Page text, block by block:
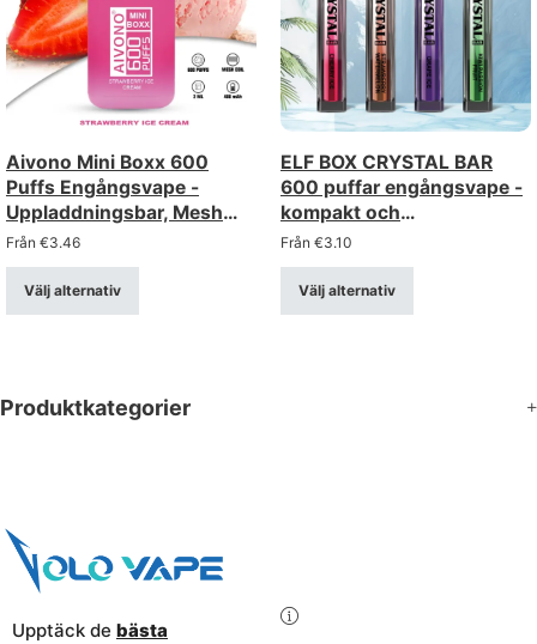
Aivono Mini Boxx 600
Puffs Engångsvape -
Uppladdningsbar, Mesh
Coil
Från €3.46
Välj alternativ
ELF BOX CRYSTAL BAR
600 puffar engångsvape -
kompakt och
uppladdningsbar
Från €3.10
Välj alternativ
Produktkategorier
Upptäck de bästa